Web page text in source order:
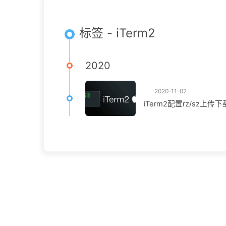
标签 - iTerm2
2020
2020-11-02
iTerm2配置rz/sz上传下